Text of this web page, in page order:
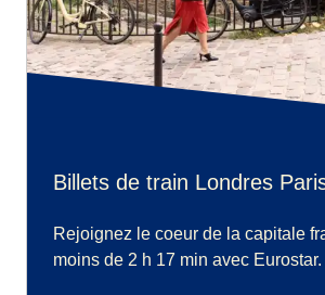
Billets de train Londres
Rejoignez le coeur de la capitale
moins de 2 h 17 min avec Eurostar.